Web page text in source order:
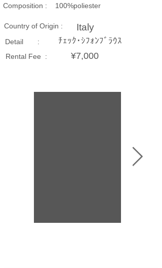
Composition​ : 100%poliester
Country of Origin : Italy
Detail : ﾁｪｯｸ･ｼﾌｫﾝﾌﾞﾗｳｽ
Rental Fee : ¥7,000